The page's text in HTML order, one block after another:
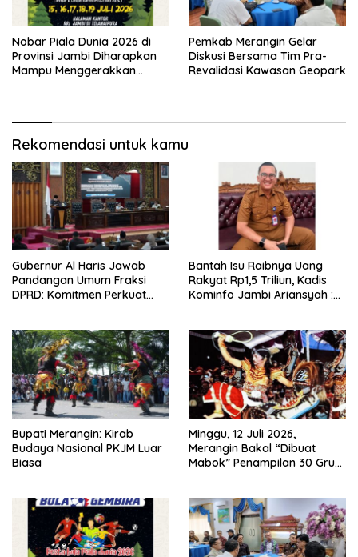
Nobar Piala Dunia 2026 di
Provinsi Jambi Diharapkan
Mampu Menggerakkan
Pemkab Merangin Gelar
Diskusi Bersama Tim Pra-
Revalidasi Kawasan Geopark
Rekomendasi untuk kamu
Gubernur Al Haris Jawab
Pandangan Umum Fraksi
DPRD: Komitmen Perkuat
Bantah Isu Raibnya Uang
Rakyat Rp1,5 Triliun, Kadis
Kominfo Jambi Ariansyah :
Sejak 2002
Bupati Merangin: Kirab
Budaya Nasional PKJM Luar
Biasa
Minggu, 12 Juli 2026,
Merangin Bakal “Dibuat
Mabok” Penampilan 30 Grup